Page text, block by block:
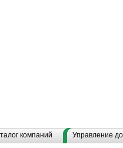
компаний Управление